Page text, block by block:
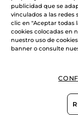
Entrega
Satisfecho
Las
calculadas
publicidad que se
vinculados a las redes
clic en "Aceptar todas
cookies colocadas en
nuestro uso de
banner o consulte